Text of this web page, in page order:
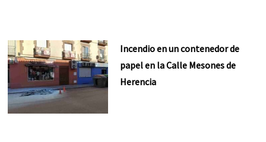
Incendio en un contenedor de
papel en la Calle Mesones de
Herencia